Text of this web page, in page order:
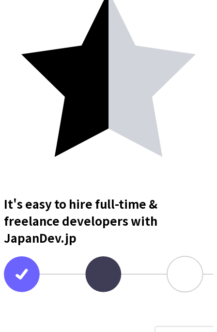
It's easy to hire full-time &
freelance developerswith
JapanDev.jp